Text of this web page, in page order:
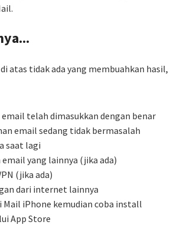
atas tidak ada yang membuahkan hasil,
telah dimasukkan dengan benar
email sedang tidak bermasalah
saat lagi
email yang lainnya (jika ada)
(jika ada)
dari internet lainnya
Mail iPhone kemudian coba install
App Store